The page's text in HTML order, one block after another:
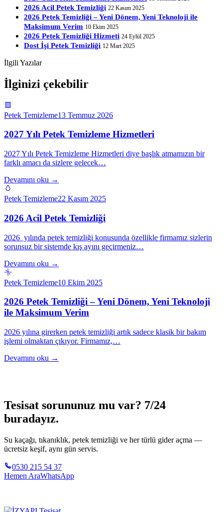
2026 Acil Petek Temizliği 22 Kasım 2025
2026 Petek Temizliği – Yeni Dönem, Yeni Teknoloji ile
Maksimum Verim 10 Ekim 2025
2026 Petek Temizliği Hizmeti 24 Eylül 2025
Dost İşi Petek Temizliği 12 Mart 2025
İlgili Yazılar
İlginizi çekebilir
Petek Temizleme13 Temmuz 2026
2027 Yılı Petek Temizleme Hizmetleri
2027 Yılı Petek Temizleme Hizmetleri diye başlık atmamızın bir
farklı amacı da sizlere gelecek…
Devamını oku →
Petek Temizleme22 Kasım 2025
2026 Acil Petek Temizliği
2026 yılında petek temizliği konusunda özellikle firmamız sizlerin
sorunsuz bir sistemde kış ayını geçirmeniz…
Devamını oku →
Petek Temizleme10 Ekim 2025
2026 Petek Temizliği – Yeni Dönem, Yeni Teknoloji
ile Maksimum Verim
2026 yılına girerken petek temizliği artık sadece klasik bir bakım
işlemi olmaktan çıkıyor. Firmamız,…
Devamını oku →
Tesisat sorununuz mu var? 7/24
buradayız.
Su kaçağı, tıkanıklık, petek temizliği ve her türlü gider açma —
ücretsiz keşif, aynı gün servis.
0530 215 54 37
Hemen AraWhatsApp